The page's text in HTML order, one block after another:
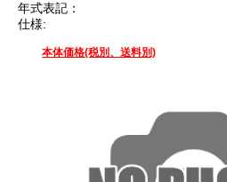
年式表記：
仕様:
本体価格(税別、送料別)